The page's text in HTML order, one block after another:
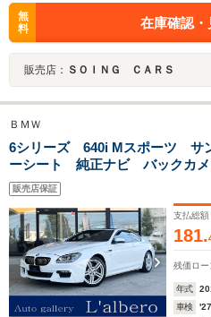
無
料
在庫確認・
販売店： ＳＯＩＮＧ ＣＡＲＳ
ＢＭＷ
6シリーズ 640i Mスポーツ サ
ーシート 純正ナビ バックカ
ポーツ専用インテリア LEDヘッ
販売店保証
支払総額
181.
残価ロー
年式
車検